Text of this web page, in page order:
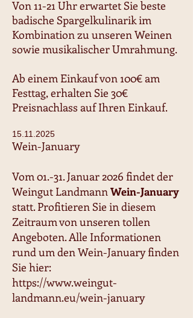
Von 11-21 Uhr erwartet Sie beste
badische Spargelkulinarik im
Kombination zu unseren Weinen
sowie musikalischer Umrahmung.
Ab einem Einkauf von 100€ am
Festtag, erhalten Sie 30€
Preisnachlass auf Ihren Einkauf.
15.11.2025
Wein-January
Vom 01.-31. Januar 2026 findet der
Weingut LandmannWein-January
statt. Profitieren Sie in diesem
Zeitraum von unseren tollen
Angeboten. Alle Informationen
rund um den Wein-January finden
Sie hier:
https://www.weingut-
landmann.eu/wein-january